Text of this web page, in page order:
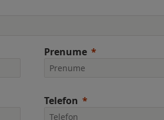
Prenume
Telefon